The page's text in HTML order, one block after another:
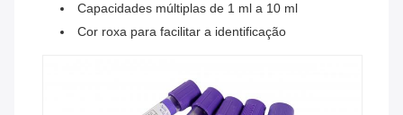
Capacidades múltiplas de 1 ml a 10 ml
Cor roxa para facilitar a identificação